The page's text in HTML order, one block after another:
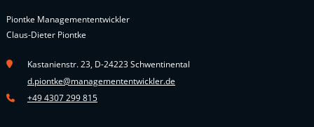
Piontke Managemententwickler
Claus-Dieter Piontke
Kastanienstr. 23, D-24223 Schwentinental
d.piontke@managemententwickler.de
+49 4307 299 815